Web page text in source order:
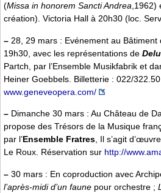
(Missa in honorem Sancti Andrea,1962)
création). Victoria Hall à 20h30 (loc.
– 28, 29 mars : Evénement au Bâtiment
19h30, avec les représentations de
Partch, par l’Ensemble Musikfabrik et
Heiner Goebbels. Billetterie : 022/
www.geneveopera.com/
– Dimanche 30 mars : Au Château de
propose des Trésors de la Musique
par l’Ensemble Fratres , Il s’agit
Le Roux. Réservation sur http://
– 30 mars : En coproduction avec
l’après-midi d’un faune pour orchestre ;